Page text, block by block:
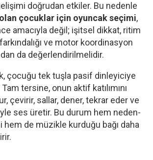
doğrudan etkiler. Bu nedenle
çocuklar için oyuncak seçimi,
amacıyla değil; işitsel dikkat, ritim
ve motor koordinasyon
da değerlendirilmelidir.
çocuğu tek tuşla pasif dinleyiciye
tersine, onun aktif katılımını
çevirir, sallar, dener, tekrar eder ve
ses üretir. Bu durum hem neden-
de müzikle kurduğu bağı daha